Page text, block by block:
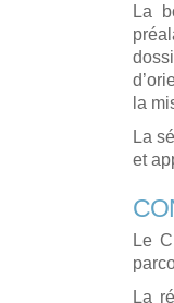
La
la
La
et
Le
La